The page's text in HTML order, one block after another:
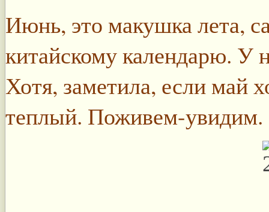
Июнь, это макушка лета,
китайскому календарю. У
Хотя, заметила, если май
теплый. Поживем-увидим.